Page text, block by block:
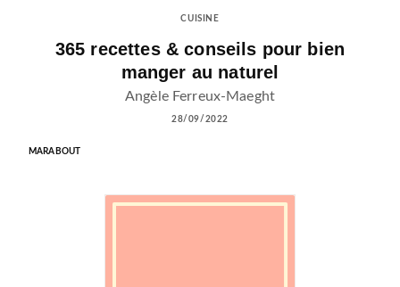
CUISINE
365 recettes & conseils pour bien
manger au naturel
Angèle Ferreux-Maeght
28/09/2022
MARABOUT